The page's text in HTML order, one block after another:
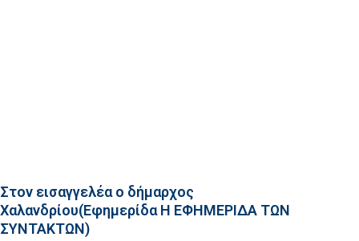
Στον εισαγγελέα ο δήμαρχος
Χαλανδρίου(Εφημερίδα Η ΕΦΗΜΕΡΙΔΑ ΤΩΝ
ΣΥΝΤΑΚΤΩΝ)